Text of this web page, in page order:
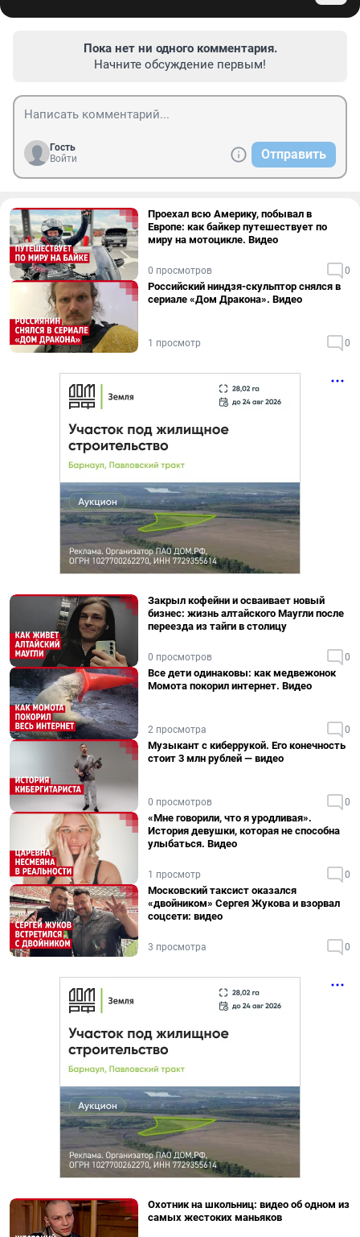
Пока нет ни одного комментария.
Начните обсуждение первым!
Гость
Войти
Отправить
Проехал всю Америку, побывал в
Европе: как байкер путешествует по
миру на мотоцикле. Видео
0 просмотров 0
Российский ниндзя-скульптор снялся в
сериале «Дом Дракона». Видео
1 просмотр 0
Закрыл кофейни и осваивает новый
бизнес: жизнь алтайского Маугли после
переезда из тайги в столицу
0 просмотров 0
Все дети одинаковы: как медвежонок
Момота покорил интернет. Видео
2 просмотра 0
Музыкант с киберрукой. Его конечность
стоит 3 млн рублей — видео
0 просмотров 0
«Мне говорили, что я уродливая».
История девушки, которая не способна
улыбаться. Видео
1 просмотр 0
Московский таксист оказался
«двойником» Сергея Жукова и взорвал
соцсети: видео
3 просмотра 0
Охотник на школьниц: видео об одном из
самых жестоких маньяков